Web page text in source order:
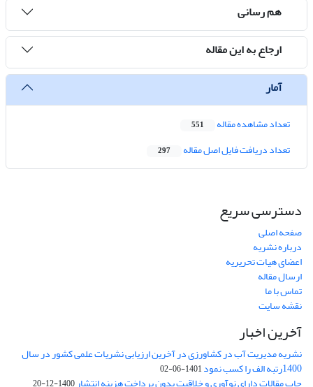
هم رسانی
ارجاع به این مقاله
آمار
تعداد مشاهده مقاله 551
تعداد دریافت فایل اصل مقاله 297
دسترسی سریع
صفحه اصلی
درباره نشریه
اعضای هیات تحریریه
ارسال مقاله
تماس با ما
نقشه سایت
آخرین اخبار
نشریه مدیریت آب در کشاورزی در آخرین ارزیابی نشریات علمی کشور در سال
1400رتبه الف را کسب نمود 1401-06-02